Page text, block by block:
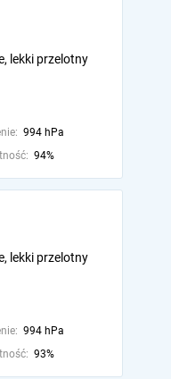
lekki przelotny
994 hPa
94%
lekki przelotny
994 hPa
93%